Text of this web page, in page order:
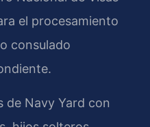
el procesamiento
consulado
de Navy Yard con